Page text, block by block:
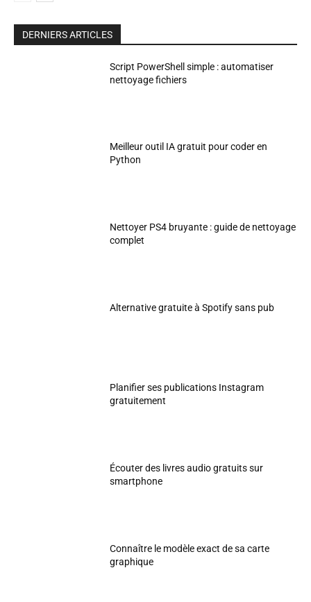
DERNIERS ARTICLES
Script PowerShell simple : automatiser
nettoyage fichiers
Meilleur outil IA gratuit pour coder en
Python
Nettoyer PS4 bruyante : guide de nettoyage
complet
Alternative gratuite à Spotify sans pub
Planifier ses publications Instagram
gratuitement
Écouter des livres audio gratuits sur
smartphone
Connaître le modèle exact de sa carte
graphique